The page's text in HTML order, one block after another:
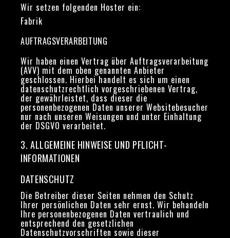
Wir setzen folgenden Hoster ein:
Fabrik
AUFTRAGSVERARBEITUNG
Wir haben einen Vertrag über Auftragsverarbeitung
(AVV) mit dem oben genannten Anbieter
geschlossen. Hierbei handelt es sich um einen
datenschutzrechtlich vorgeschriebenen Vertrag,
der gewährleistet, dass dieser die
personenbezogenen Daten unserer Websitebesucher
nur nach unseren Weisungen und unter Einhaltung
der DSGVO verarbeitet.
3. ALLGEMEINE HINWEISE UND PFLICHT­
INFORMATIONEN
DATENSCHUTZ
Die Betreiber dieser Seiten nehmen den Schutz
Ihrer persönlichen Daten sehr ernst. Wir behandeln
Ihre personenbezogenen Daten vertraulich und
entsprechend den gesetzlichen
Datenschutzvorschriften sowie dieser